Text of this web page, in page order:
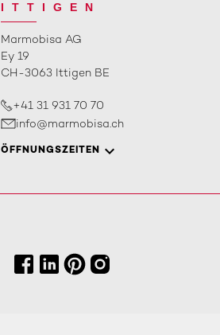
ITTIGEN
Marmobisa AG
Ey 19
CH-3063 Ittigen BE
+41 31 931 70 70
info@marmobisa.ch
ÖFFNUNGSZEITEN